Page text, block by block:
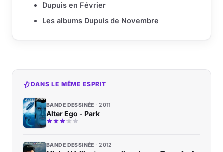
Dupuis en Février
Les albums Dupuis de Novembre
DANS LE MÊME ESPRIT
BANDE DESSINÉE 2011
Alter Ego - Park
BANDE DESSINÉE 2012